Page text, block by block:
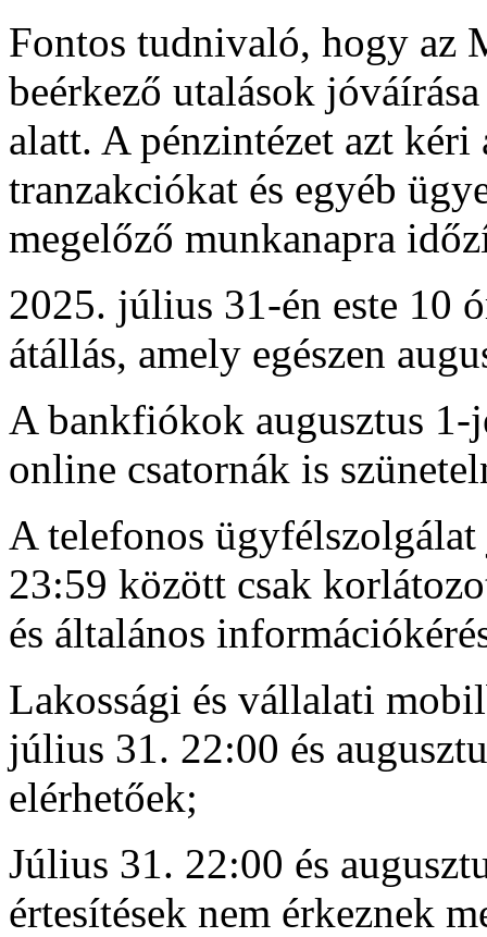
Fontos tudnivaló, hogy az
beérkező utalások
alatt. A pénzintézet azt
tranzakciókat és egyéb
megelőző munkanapra
2025. július 31-én este 10
átállás, amely egészen
A bankfiókok augusztus 1-
online csatornák is
A telefonos
23:59 között csak
és általános
Lakossági és vállalati
július 31. 22:00 és
elérhetőek;
Július 31. 22:00 és
értesítések nem érkeznek